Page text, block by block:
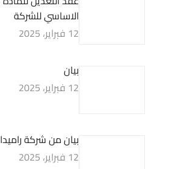
الاساسي للشركة
12 فبراير، 2025
بيان
12 فبراير، 2025
بيان من شركة راميدا
12 فبراير، 2025